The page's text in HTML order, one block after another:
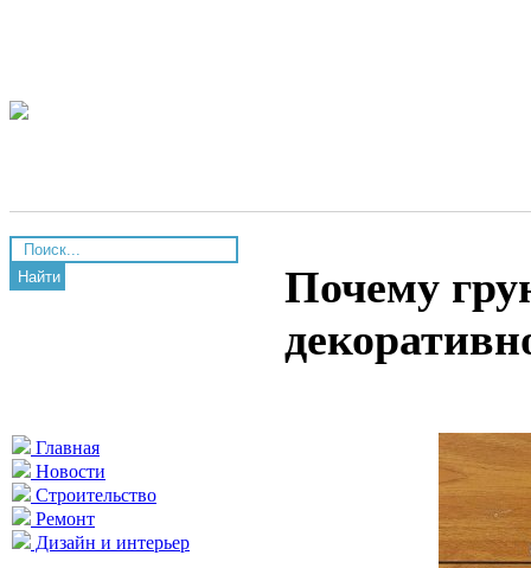
Найти
Главная
Новости
Строительство
Ремонт
Дизайн и интерьер
Почему